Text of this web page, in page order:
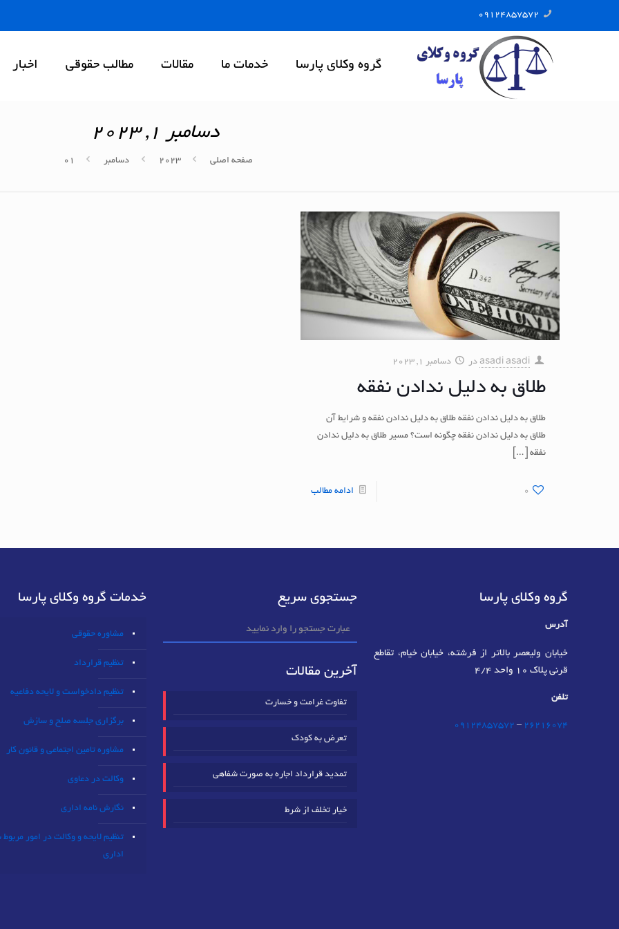
09124857572
گروه وکلای پارسا خدمات ما مقالات مطالب حقوقی اخبار
دسامبر 1, 2023
صفحه اصلی 2023 دسامبر 01
asadi asadi در دسامبر 1, 2023
طلاق به دلیل ندادن نفقه
طلاق به دلیل ندادن نفقه طلاق به دلیل ندادن نفقه و شرایط آن
طلاق به دلیل ندادن نفقه چگونه است؟ مسیر طلاق به دلیل ندادن
نفقه[…]
0 ادامه مطالب
گروه وکلای پارسا
آدرس
خیابان ولیعصر بالاتر از فرشته، خیابان خیام، تقاطع
قرنی پلاک 10 واحد 4/4
تلفن
٢٦٢١٦٠٧٤ –
09124857572
جستجوی سریع
آخرین مقالات
تفاوت غرامت و خسارت
تعرض به کودک
تمدید قرارداد اجاره به صورت شفاهی
خیار تخلف از شرط
خدمات گروه وکلای پارسا
مشاوره حقوقی
تنظیم قرارداد
تنظیم دادخواست و لایحه دفاعیه
برگزاری جلسه صلح و سازش
مشاوره تامین اجتماعی و قانون کار
وکالت در دعاوی
نگارش نامه اداری
تنظیم لایحه و وکالت در امور مربوط
اداری